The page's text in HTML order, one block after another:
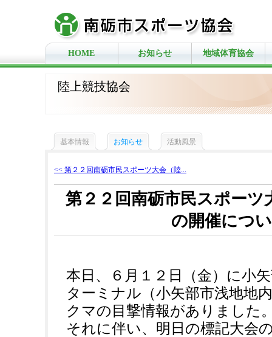
HOME お知らせ 地域体育協会
陸上競技協会
基本情報 お知らせ 活動風景
<< 第２２回南砺市民スポーツ大会（陸...
第２２回南砺市民スポーツ
の開催につ
本日、６月１２日（金）に小
ターミナル（小矢部市浅地地
クマの目撃情報がありました
それに伴い、明日の標記大会